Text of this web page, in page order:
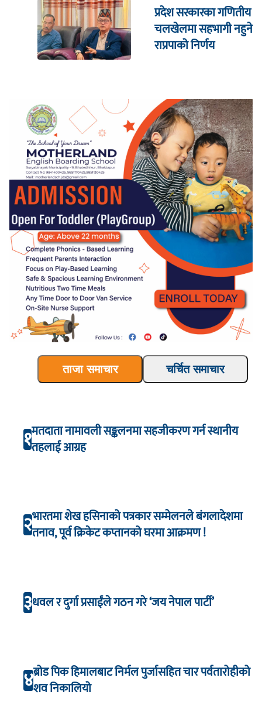
प्रदेश सरकारका गणितीय
चलखेलमा सहभागी नहुने
राप्रपाको निर्णय
ताजा समाचार चर्चित समाचार
१मतदाता नामावली सङ्कलनमा सहजीकरण गर्न स्थानीय
तहलाई आग्रह
२भारतमा शेख हसिनाको पत्रकार सम्मेलनले बंगलादेशमा
तनाव, पूर्व क्रिकेट कप्तानको घरमा आक्रमण !
३धवल र दुर्गा प्रसाईंले गठन गरे ‘जय नेपाल पार्टी’
४ब्रोड पिक हिमालबाट निर्मल पुर्जासहित चार पर्वतारोहीको
शव निकालियो